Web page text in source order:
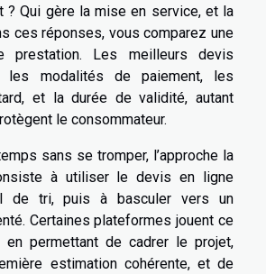
? Qui gère la mise en service, et la
ces réponses, vous comparez une
prestation. Les meilleurs devis
les modalités de paiement, les
et la durée de validité, autant
le consommateur.
sans se tromper, l’approche la
à utiliser le devis en ligne
de tri, puis à basculer vers un
Certaines plateformes jouent ce
en permettant de cadrer le projet,
estimation cohérente, et de